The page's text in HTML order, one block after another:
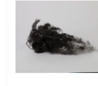
Fibra de grapa viscosa
Fibra discontinua